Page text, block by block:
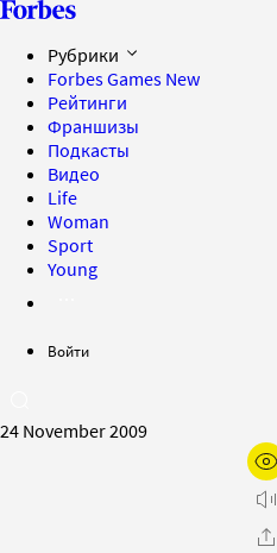
Рубрики
Forbes Games New
Рейтинги
Франшизы
Подкасты
Видео
Life
Woman
Sport
Young
Войти
24 November 2009